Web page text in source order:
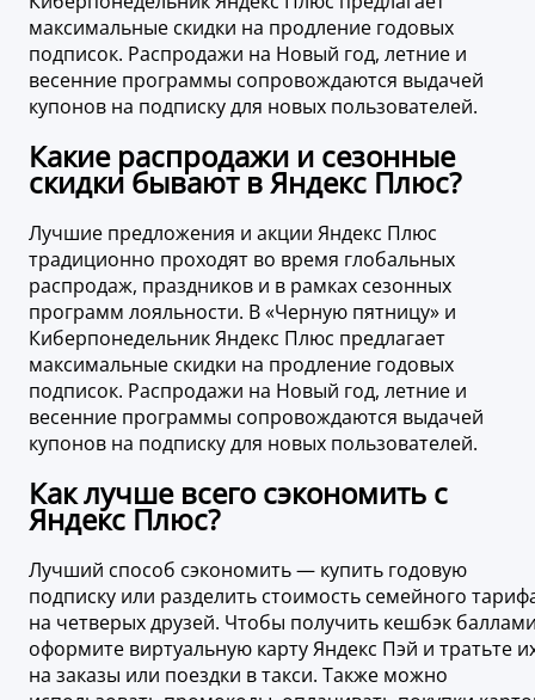
максимальные скидки на продление годовых
подписок. Распродажи на Новый год, летние и
весенние программы сопровождаются выдачей
купонов на подписку для новых пользователей.
Какие распродажи и сезонные
скидки бывают в Яндекс Плюс?
Лучшие предложения и акции Яндекс Плюс
традиционно проходят во время глобальных
распродаж, праздников и в рамках сезонных
программ лояльности. В «Черную пятницу» и
Киберпонедельник Яндекс Плюс предлагает
максимальные скидки на продление годовых
подписок. Распродажи на Новый год, летние и
весенние программы сопровождаются выдачей
купонов на подписку для новых пользователей.
Как лучше всего сэкономить c
Яндекс Плюс?
Лучший способ сэкономить — купить годовую
подписку или разделить стоимость семейного
на четверых друзей. Чтобы получить кешбэк
оформите виртуальную карту Яндекс Пэй и тратьте
на заказы или поездки в такси. Также можно